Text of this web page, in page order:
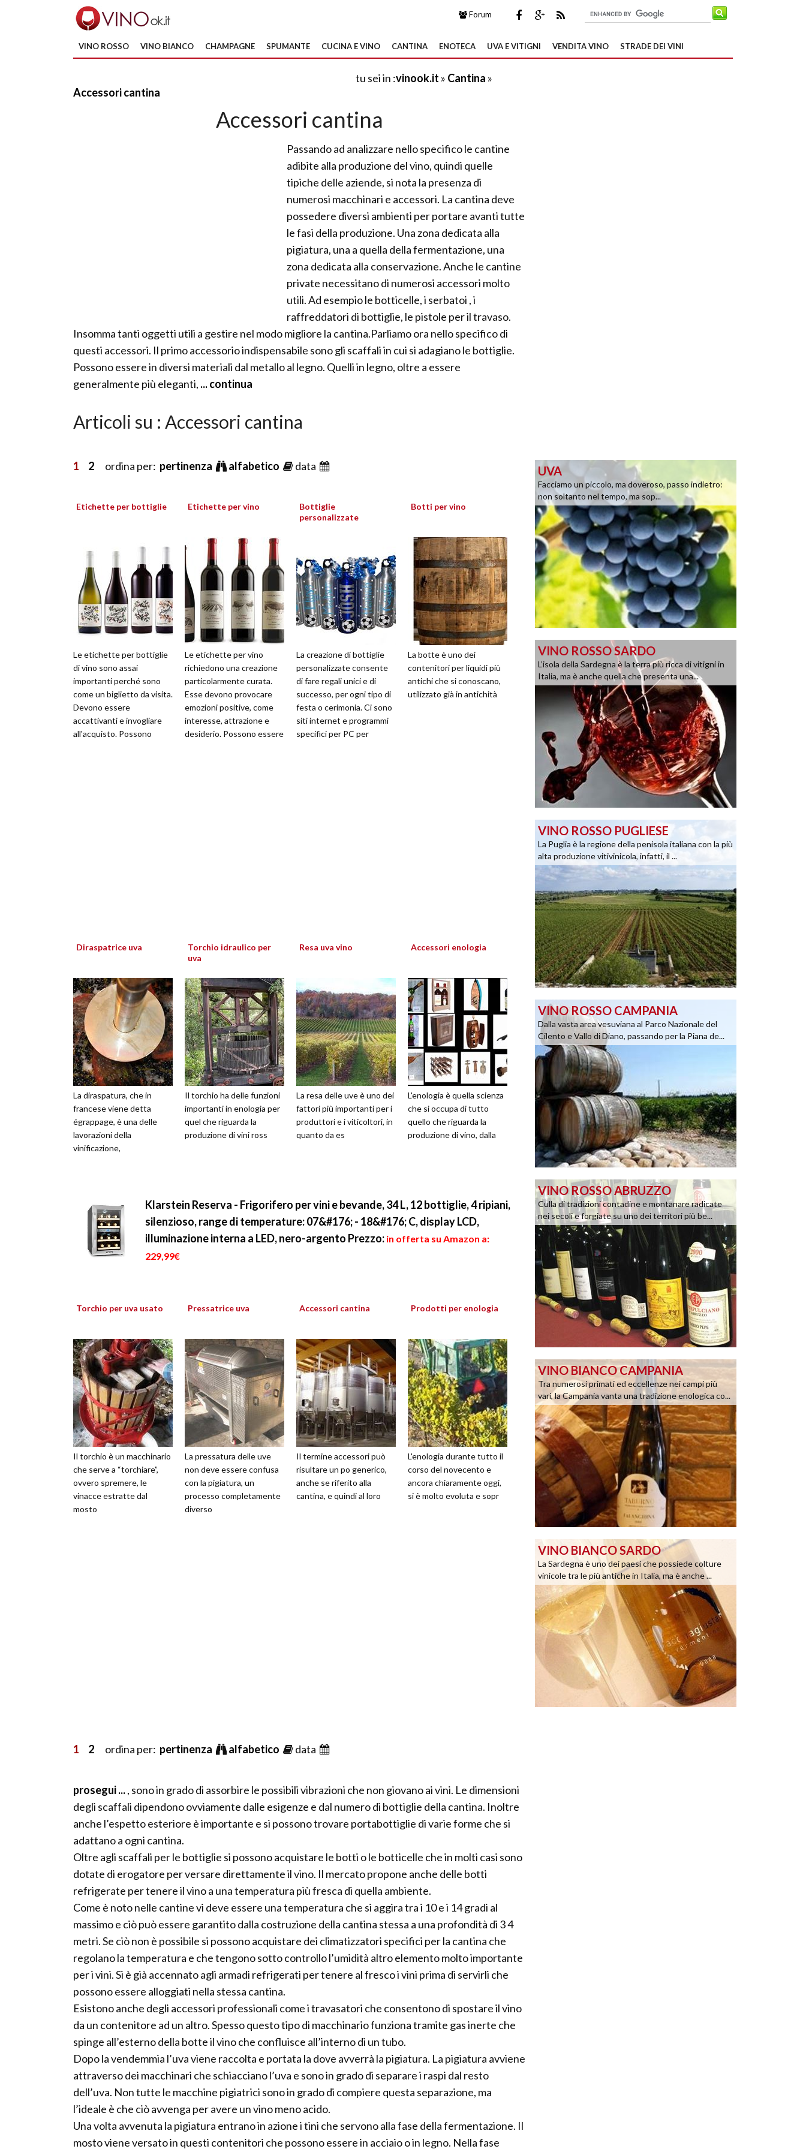
Forum
VINO ROSSO VINO BIANCO CHAMPAGNE SPUMANTE CUCINA E VINO CANTINA ENOTECA UVA E VITIGNI VENDITA VINO STRADE DEI VINI
tu sei in :vinook.it » Cantina »
Accessori cantina
Accessori cantina
Passando ad analizzare nello specifico le cantine
adibite alla produzione del vino, quindi quelle
tipiche delle aziende, si nota la presenza di
numerosi macchinari e accessori. La cantina deve
possedere diversi ambienti per portare avanti tutte
le fasi della produzione. Una zona dedicata alla
pigiatura, una a quella della fermentazione, una
zona dedicata alla conservazione. Anche le cantine
private necessitano di numerosi accessori molto
utili. Ad esempio le botticelle, i serbatoi , i
raffreddatori di bottiglie, le pistole per il travaso.
Insomma tanti oggetti utili a gestire nel modo migliore la cantina.Parliamo ora nello specifico di
questi accessori. Il primo accessorio indispensabile sono gli scaffali in cui si adagiano le bottiglie.
Possono essere in diversi materiali dal metallo al legno. Quelli in legno, oltre a essere
generalmente più eleganti, ... continua
Articoli su : Accessori cantina
1 2 ordina per: pertinenza alfabetico data
Etichette per bottiglie
Le etichette per bottiglie
di vino sono assai
importanti perché sono
come un biglietto da visita.
Devono essere
accattivanti e invogliare
all'acquisto. Possono
Etichette per vino
Le etichette per vino
richiedono una creazione
particolarmente curata.
Esse devono provocare
emozioni positive, come
interesse, attrazione e
desiderio. Possono essere
Bottiglie
personalizzate
La creazione di bottiglie
personalizzate consente
di fare regali unici e di
successo, per ogni tipo di
festa o cerimonia. Ci sono
siti internet e programmi
specifici per PC per
Botti per vino
La botte è uno dei
contenitori per liquidi più
antichi che si conoscano,
utilizzato già in antichità
Diraspatrice uva
La diraspatura, che in
francese viene detta
égrappage, è una delle
lavorazioni della
vinificazione,
Torchio idraulico per
uva
Il torchio ha delle funzioni
importanti in enologia per
quel che riguarda la
produzione di vini ross
Resa uva vino
La resa delle uve è uno dei
fattori più importanti per i
produttori e i viticoltori, in
quanto da es
Accessori enologia
L'enologia è quella scienza
che si occupa di tutto
quello che riguarda la
produzione di vino, dalla
Klarstein Reserva - Frigorifero per vini e bevande, 34 L, 12 bottiglie, 4 ripiani,
silenzioso, range di temperature: 07&#176; - 18&#176; C, display LCD,
illuminazione interna a LED, nero-argento Prezzo: in offerta su Amazon a:
229,99€
Torchio per uva usato
Il torchio è un macchinario
che serve a “torchiare”,
ovvero spremere, le
vinacce estratte dal
mosto
Pressatrice uva
La pressatura delle uve
non deve essere confusa
con la pigiatura, un
processo completamente
diverso
Accessori cantina
Il termine accessori può
risultare un po generico,
anche se riferito alla
cantina, e quindi al loro
Prodotti per enologia
L'enologia durante tutto il
corso del novecento e
ancora chiaramente oggi,
si è molto evoluta e sopr
1 2 ordina per: pertinenza alfabetico data
prosegui ..., sono in grado di assorbire le possibili vibrazioni che non giovano ai vini. Le dimensioni
degli scaffali dipendono ovviamente dalle esigenze e dal numero di bottiglie della cantina. Inoltre
anche l’espetto esteriore è importante e si possono trovare portabottiglie di varie forme che si
adattano a ogni cantina.
Oltre agli scaffali per le bottiglie si possono acquistare le botti o le botticelle che in molti casi sono
dotate di erogatore per versare direttamente il vino. Il mercato propone anche delle botti
refrigerate per tenere il vino a una temperatura più fresca di quella ambiente.
Come è noto nelle cantine vi deve essere una temperatura che si aggira tra i 10 e i 14 gradi al
massimo e ciò può essere garantito dalla costruzione della cantina stessa a una profondità di 3 4
metri. Se ciò non è possibile si possono acquistare dei climatizzatori specifici per la cantina che
regolano la temperatura e che tengono sotto controllo l’umidità altro elemento molto importante
per i vini. Si è già accennato agli armadi refrigerati per tenere al fresco i vini prima di servirli che
possono essere alloggiati nella stessa cantina.
Esistono anche degli accessori professionali come i travasatori che consentono di spostare il vino
da un contenitore ad un altro. Spesso questo tipo di macchinario funziona tramite gas inerte che
spinge all’esterno della botte il vino che confluisce all’interno di un tubo.
Dopo la vendemmia l’uva viene raccolta e portata la dove avverrà la pigiatura. La pigiatura avviene
attraverso dei macchinari che schiacciano l’uva e sono in grado di separare i raspi dal resto
dell’uva. Non tutte le macchine pigiatrici sono in grado di compiere questa separazione, ma
l’ideale è che ciò avvenga per avere un vino meno acido.
Una volta avvenuta la pigiatura entrano in azione i tini che servono alla fase della fermentazione. Il
mosto viene versato in questi contenitori che possono essere in acciaio o in legno. Nella fase
UVA
Facciamo un piccolo, ma doveroso, passo indietro:
non soltanto nel tempo, ma sop...
VINO ROSSO SARDO
L’isola della Sardegna è la terra più ricca di vitigni in
Italia, ma è anche quella che presenta una...
VINO ROSSO PUGLIESE
La Puglia è la regione della penisola italiana con la più
alta produzione vitivinicola, infatti, il ...
VINO ROSSO CAMPANIA
Dalla vasta area vesuviana al Parco Nazionale del
Cilento e Vallo di Diano, passando per la Piana de...
VINO ROSSO ABRUZZO
Culla di tradizioni contadine e montanare radicate
nei secoli e forgiate su uno dei territori più be...
VINO BIANCO CAMPANIA
Tra numerosi primati ed eccellenze nei campi più
vari, la Campania vanta una tradizione enologica co...
VINO BIANCO SARDO
La Sardegna è uno dei paesi che possiede colture
vinicole tra le più antiche in Italia, ma è anche ...